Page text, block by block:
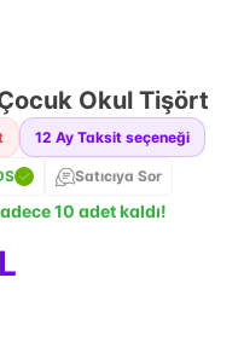
Okul Tişört
12 Ay Taksit seçeneği
Satıcıya Sor
10 adet kaldı!